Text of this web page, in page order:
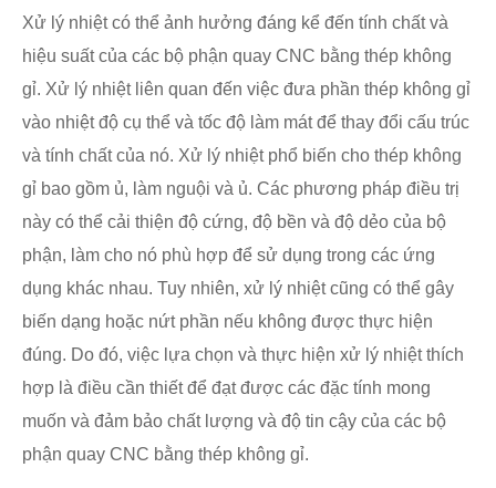
Xử lý nhiệt có thể ảnh hưởng đáng kể đến tính chất và
hiệu suất của các bộ phận quay CNC bằng thép không
gỉ. Xử lý nhiệt liên quan đến việc đưa phần thép không gỉ
vào nhiệt độ cụ thể và tốc độ làm mát để thay đổi cấu trúc
và tính chất của nó. Xử lý nhiệt phổ biến cho thép không
gỉ bao gồm ủ, làm nguội và ủ. Các phương pháp điều trị
này có thể cải thiện độ cứng, độ bền và độ dẻo của bộ
phận, làm cho nó phù hợp để sử dụng trong các ứng
dụng khác nhau. Tuy nhiên, xử lý nhiệt cũng có thể gây
biến dạng hoặc nứt phần nếu không được thực hiện
đúng. Do đó, việc lựa chọn và thực hiện xử lý nhiệt thích
hợp là điều cần thiết để đạt được các đặc tính mong
muốn và đảm bảo chất lượng và độ tin cậy của các bộ
phận quay CNC bằng thép không gỉ.